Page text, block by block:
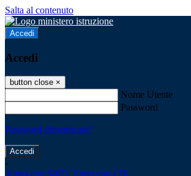
Salta al contenuto
Accedi
Accedi
button close ×
Nome Utente
Password
Password dimenticata?
-